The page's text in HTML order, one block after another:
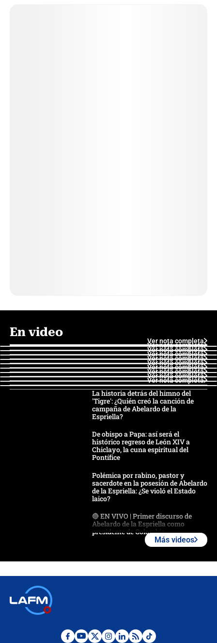
En video
Ver nota completa
Ver nota completa
Ver nota completa
Ver nota completa
Ver nota completa
Ver nota completa
Ver nota completa
Ver nota completa
Ver nota completa
Ver nota completa
La historia detrás del himno del
'Tigre': ¿Quién creó la canción de
campaña de Abelardo de la
Espriella?
De obispo a Papa: así será el
histórico regreso de León XIV a
Chiclayo, la cuna espiritual del
Pontífice
Polémica por rabino, pastor y
sacerdote en la posesión de Abelardo
de la Espriella: ¿Se violó el Estado
laico?
🔴 EN VIVO | Primer discurso de
Abelardo de la Espriella como
presidente de Colombia
Desde dermatitis hasta infecciones:
Más videos